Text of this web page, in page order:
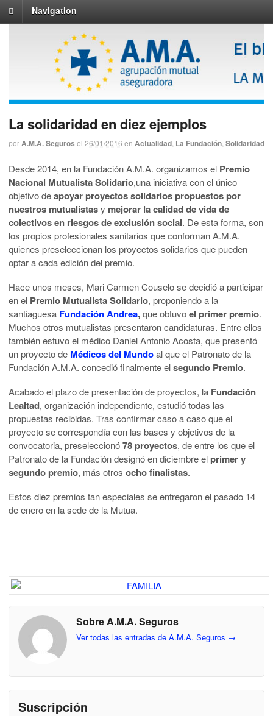
Navigation
La solidaridad en diez ejemplos
porA.M.A. Seguros el 26/01/2016 en Actualidad La Fundación Solidaridad
Desde 2014, en la Fundación A.M.A. organizamos el Premio
Nacional Mutualista Solidario,una iniciativa con el único
objetivo deapoyar proyectos solidarios propuestos por
nuestros mutualistasy mejorar la calidad de vida de
colectivos en riesgos de exclusión social. De esta forma, son
los propios profesionales sanitarios que conforman A.M.A.
quienes preseleccionan los proyectos solidarios que pueden
optar a cada edición del premio.
Hace unos meses, Mari Carmen Couselo se decidió a participar
en el Premio Mutualista Solidario, proponiendo a la
santiaguesa Fundación Andrea,que obtuvoel primer premio.
Muchos otros mutualistas presentaron candidaturas. Entre ellos
también estuvo el médico Daniel Antonio Acosta, que presentó
un proyecto de Médicos del Mundoal que el Patronato de la
Fundación A.M.A. concedió finalmente elsegundo Premio.
Acabado el plazo de presentación de proyectos, la Fundación
Lealtad, organización independiente, estudió todas las
propuestas recibidas. Tras confirmar caso a caso que el
proyecto se correspondía con las bases y objetivos de la
convocatoria, preseleccionó78 proyectos, de entre los que el
Patronato de la Fundación designó en diciembre elprimer y
segundo premio, más otros ocho finalistas.
Estos diez premios tan especiales se entregaron el pasado 14
de enero en la sede de la Mutua.
Sobre A.M.A. Seguros
Ver todas las entradas de A.M.A. Seguros →
Suscripción